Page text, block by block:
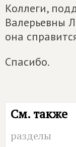
Коллеги,
Валерьевны
она
Спасибо.
См. также
разделы